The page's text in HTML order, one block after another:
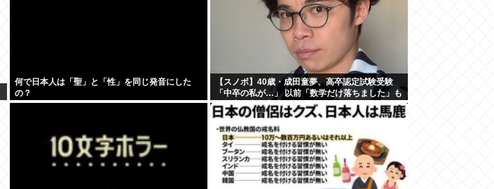
何で日本人は「聖」と「性」を同じ発音にした
の？
【スノボ】40歳・成田童夢、高卒認定試験受験
「中卒の私が…」 以前「数学だけ落ちました」も
AI採点で高得点